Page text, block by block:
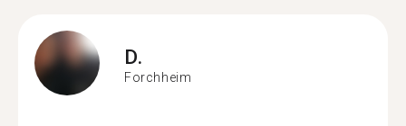
D.
Forchheim